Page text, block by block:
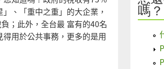
、「重中之重」的大企業，
；此外，全台最 富有的40名
用於公共事務，更多的是用
嗎